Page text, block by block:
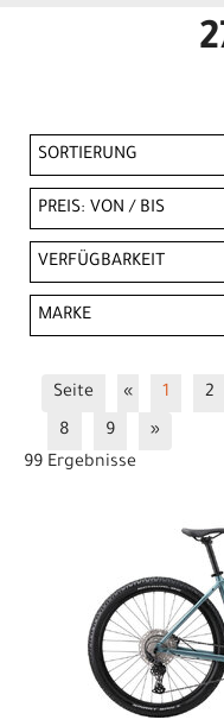
SORTIERUNG
PREIS: VON / BIS
VERFÜGBARKEIT
MARKE
Seite « 1 2
8
9
»
99 Ergebnisse